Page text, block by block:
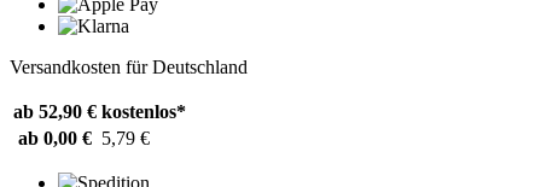
Versandkosten für Deutschland
ab 52,90 € kostenlos*
ab 0,00 € 5,79 €